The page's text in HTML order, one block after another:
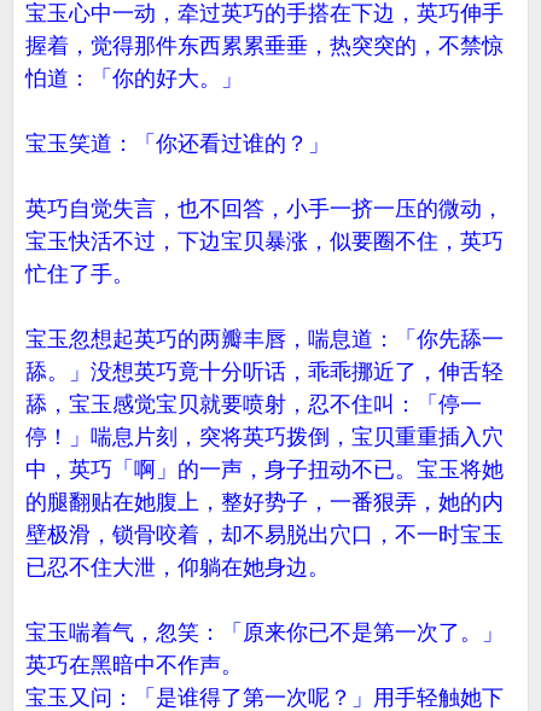
宝玉心中一动，牵过英巧的手搭在下边，英巧伸手
握着，觉得那件东西累累垂垂，热突突的，不禁惊
怕道：「你的好大。」
宝玉笑道：「你还看过谁的？」
英巧自觉失言，也不回答，小手一挤一压的微动，
宝玉快活不过，下边宝贝暴涨，似要圈不住，英巧
忙住了手。
宝玉忽想起英巧的两瓣丰唇，喘息道：「你先舔一
舔。」没想英巧竟十分听话，乖乖挪近了，伸舌轻
舔，宝玉感觉宝贝就要喷射，忍不住叫：「停一
停！」喘息片刻，突将英巧拨倒，宝贝重重插入穴
中，英巧「啊」的一声，身子扭动不已。宝玉将她
的腿翻贴在她腹上，整好势子，一番狠弄，她的内
壁极滑，锁骨咬着，却不易脱出穴口，不一时宝玉
已忍不住大泄，仰躺在她身边。
宝玉喘着气，忽笑：「原来你已不是第一次了。」
英巧在黑暗中不作声。
宝玉又问：「是谁得了第一次呢？」用手轻触她下